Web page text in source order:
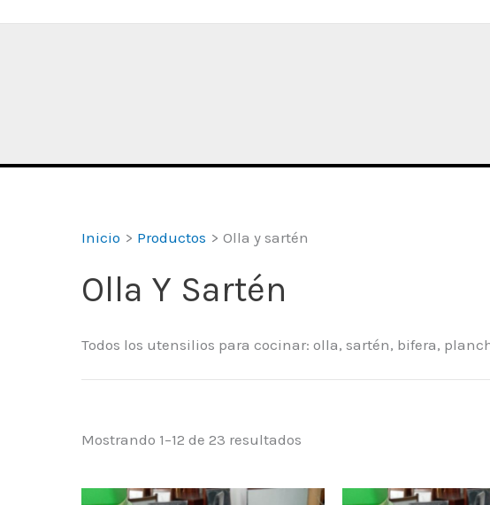
Inicio Productos Olla y sartén
Olla Y Sartén
Todos los utensilios para cocinar: olla, sartén, bifera,
Mostrando 1–12 de 23 resultados